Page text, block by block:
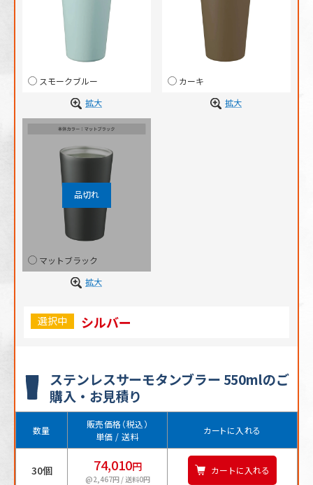
スモークブルー
拡大
カーキ
拡大
マットブラック
拡大
選択中 シルバー
ステンレスサーモタンブラー 550mlのご
購入・お見積り
数量
販売価格（税込）
単価 / 送料
カートに入れる
30個 74,010円
@2,467円 / 送料0円
カートに入れる